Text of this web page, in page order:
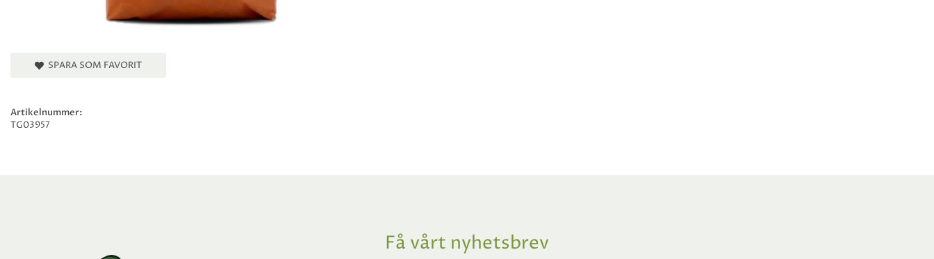
SPARA SOM FAVORIT
Artikelnummer:
TG03957
Få vårt nyhetsbrev